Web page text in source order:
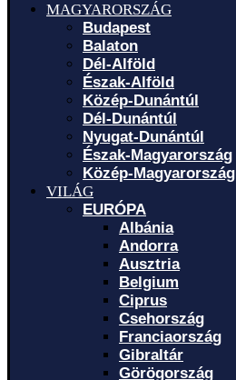
MAGYARORSZÁG
Budapest
Balaton
Dél-Alföld
Észak-Alföld
Közép-Dunántúl
Dél-Dunántúl
Nyugat-Dunántúl
Észak-Magyarország
Közép-Magyarország
VILÁG
EURÓPA
Albánia
Andorra
Ausztria
Belgium
Ciprus
Csehország
Franciaország
Gibraltár
Görögország